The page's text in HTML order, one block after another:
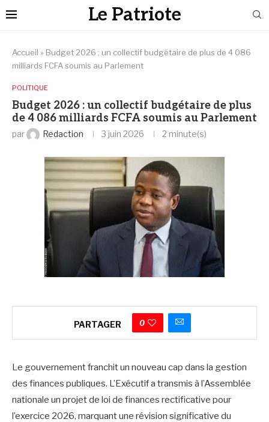
Le Patriote
Accueil » Budget 2026 : un collectif budgétaire de plus de 4 086
milliards FCFA soumis au Parlement
POLITIQUE
Budget 2026 : un collectif budgétaire de plus
de 4 086 milliards FCFA soumis au Parlement
par Redaction 3 juin 2026 2 minute(s)
PARTAGER 0
Le gouvernement franchit un nouveau cap dans la gestion
des finances publiques. L’Exécutif a transmis à l’Assemblée
nationale un projet de loi de finances rectificative pour
l’exercice 2026, marquant une révision significative du